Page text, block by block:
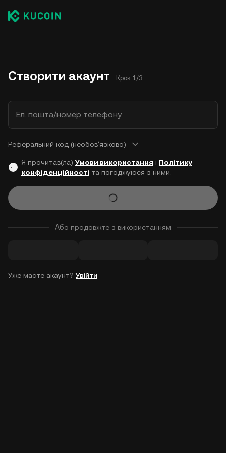
Створити акаунт Крок 1/3
Ел. пошта/номер телефону
Реферальний код (необовʼязково)
Я прочитав(ла) Умови використання і Політику
конфіденційності та погоджуюся з ними.
Або продовжте з використанням
Уже маєте акаунт? Увійти